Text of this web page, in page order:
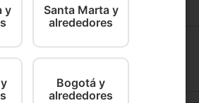
y
Santa Marta y
alrededores
Bogotá y
alrededores